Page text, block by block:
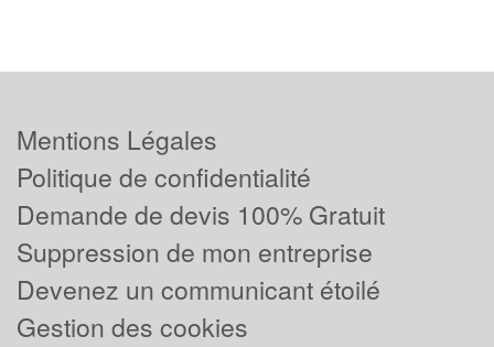
Mentions Légales
Politique de confidentialité
Demande de devis 100% Gratuit
Suppression de mon entreprise
Devenez un communicant étoilé
Gestion des cookies